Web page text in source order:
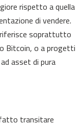
rispetto a quella
di vendere.
riferisce soprattutto
Bitcoin, o a progetti
asset di pura
fatto transitare